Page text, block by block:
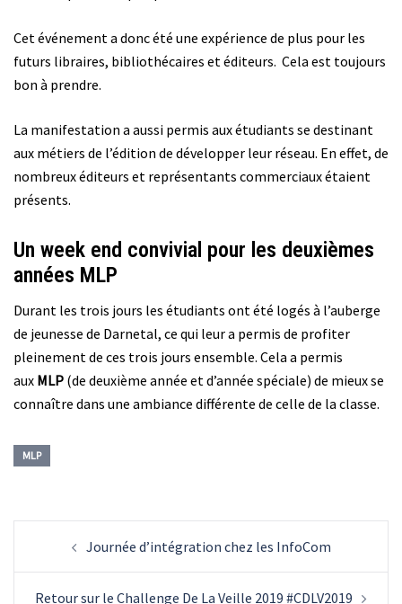
Cet événement a donc été une expérience de plus pour les
futurs libraires, bibliothécaires et éditeurs. Cela est toujours
bon à prendre.
La manifestation a aussi permis aux étudiants se destinant
aux métiers de l’édition de développer leur réseau. En effet, de
nombreux éditeurs et représentants commerciaux étaient
présents.
Un week end convivial pour les deuxièmes
années MLP
Durant les trois jours les étudiants ont été logés à l’auberge
de jeunesse de Darnetal, ce qui leur a permis de profiter
pleinement de ces trois jours ensemble. Cela a permis
aux MLP (de deuxième année et d’année spéciale) de mieux se
connaître dans une ambiance différente de celle de la classe.
MLP
d’article Journée d’intégration chez les InfoCom
Retour sur le Challenge De La Veille 2019 #CDLV2019